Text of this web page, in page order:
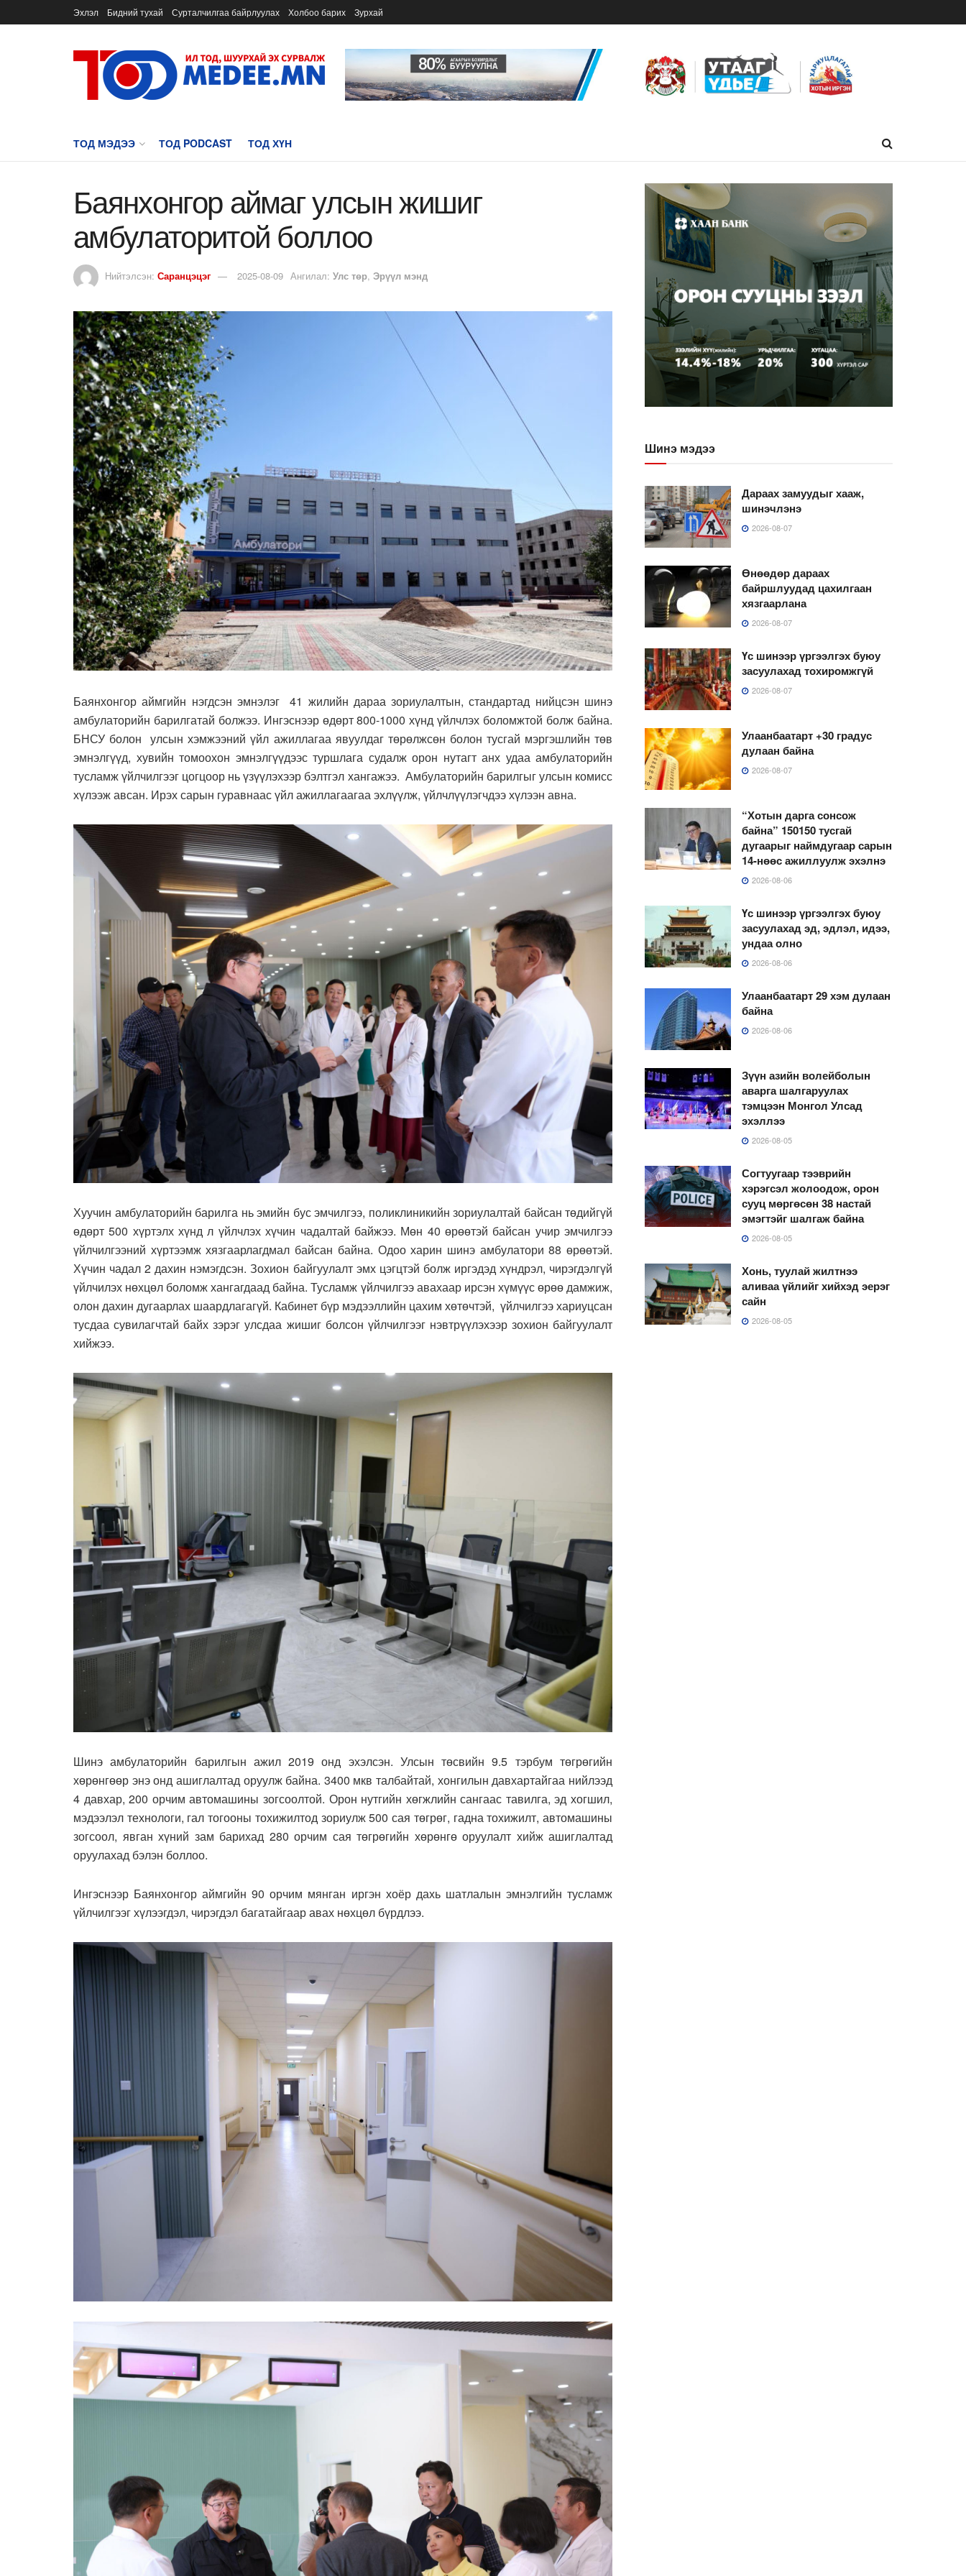
Эхлэл Бидний тухай Сурталчилгаа байрлуулах Холбоо барих Зурхай
ТОД МЭДЭЭ ТОД PODCAST ТОД ХҮН
Баянхонгор аймаг улсын жишиг
амбулаторитой боллоо
Нийтэлсэн: Саранцэцэг 2025-08-09 Ангилал: Улс төр, Эрүүл мэнд
Баянхонгор аймгийн нэгдсэн эмнэлэг 41 жилийн дараа зориулалтын, стандартад нийцсэн шинэ
амбулаторийн барилгатай болжээ. Ингэснээр өдөрт 800-1000 хүнд үйлчлэх боломжтой болж байна.
БНСУ болон улсын хэмжээний үйл ажиллагаа явуулдаг төрөлжсөн болон тусгай мэргэшлийн төв
эмнэлгүүд, хувийн томоохон эмнэлгүүдээс туршлага судалж орон нутагт анх удаа амбулаторийн
тусламж үйлчилгээг цогцоор нь үзүүлэхээр бэлтгэл хангажээ. Амбулаторийн барилгыг улсын комисс
хүлээж авсан. Ирэх сарын гуравнаас үйл ажиллагаагаа эхлүүлж, үйлчлүүлэгчдээ хүлээн авна.
Хуучин амбулаторийн барилга нь эмийн бус эмчилгээ, поликлиникийн зориулалтай байсан төдийгүй
өдөрт 500 хүртэлх хүнд л үйлчлэх хүчин чадалтай байжээ. Мөн 40 өрөөтэй байсан учир эмчилгээ
үйлчилгээний хүртээмж хязгаарлагдмал байсан байна. Одоо харин шинэ амбулатори 88 өрөөтэй.
Хүчин чадал 2 дахин нэмэгдсэн. Зохион байгуулалт эмх цэгцтэй болж иргэдэд хүндрэл, чирэгдэлгүй
үйлчилэх нөхцөл боломж хангагдаад байна. Тусламж үйлчилгээ авахаар ирсэн хүмүүс өрөө дамжиж,
олон дахин дугаарлах шаардлагагүй. Кабинет бүр мэдээллийн цахим хөтөчтэй, үйлчилгээ хариуцсан
тусдаа сувилагчтай байх зэрэг улсдаа жишиг болсон үйлчилгээг нэвтрүүлэхээр зохион байгуулалт
хийжээ.
Шинэ амбулаторийн барилгын ажил 2019 онд эхэлсэн. Улсын төсвийн 9.5 тэрбум төгрөгийн
хөрөнгөөр энэ онд ашиглалтад оруулж байна. 3400 мкв талбайтай, хонгилын давхартайгаа нийлээд
4 давхар, 200 орчим автомашины зогсоолтой. Орон нутгийн хөгжлийн сангаас тавилга, эд хогшил,
мэдээлэл технологи, гал тогооны тохижилтод зориулж 500 сая төгрөг, гадна тохижилт, автомашины
зогсоол, явган хүний зам барихад 280 орчим сая төгрөгийн хөрөнгө оруулалт хийж ашиглалтад
оруулахад бэлэн боллоо.
Ингэснээр Баянхонгор аймгийн 90 орчим мянган иргэн хоёр дахь шатлалын эмнэлгийн тусламж
үйлчилгээг хүлээгдэл, чирэгдэл багатайгаар авах нөхцөл бүрдлээ.
Шинэ мэдээ
Дараах замуудыг хааж,
шинэчлэнэ
2026-08-07
Өнөөдөр дараах
байршлуудад цахилгаан
хязгаарлана
2026-08-07
Үс шинээр үргээлгэх буюу
засуулахад тохиромжгүй
2026-08-07
Улаанбаатарт +30 градус
дулаан байна
2026-08-07
“Хотын дарга сонсож
байна” 150150 тусгай
дугаарыг наймдугаар сарын
14-нөөс ажиллуулж эхэлнэ
2026-08-06
Үс шинээр үргээлгэх буюу
засуулахад эд, эдлэл, идээ,
ундаа олно
2026-08-06
Улаанбаатарт 29 хэм дулаан
байна
2026-08-06
Зүүн азийн волейболын
аварга шалгаруулах
тэмцээн Монгол Улсад
эхэллээ
2026-08-05
Согтуугаар тээврийн
хэрэгсэл жолоодож, орон
сууц мөргөсөн 38 настай
эмэгтэйг шалгаж байна
2026-08-05
Хонь, туулай жилтнээ
аливаа үйлийг хийхэд эерэг
сайн
2026-08-05